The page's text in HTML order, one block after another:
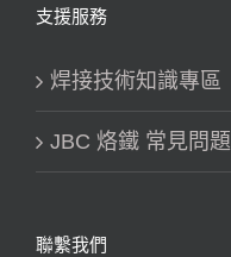
支援服務
焊接技術知識專區
JBC 烙鐵 常見問題
聯繫我們